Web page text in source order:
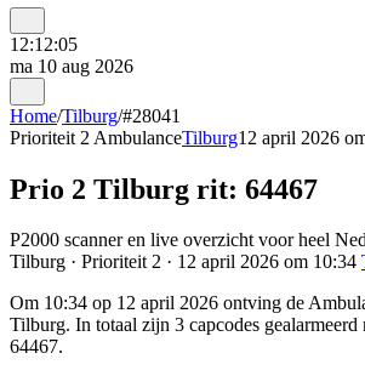
12:12:05
ma 10 aug 2026
Home/Tilburg/#28041
Prioriteit 2 AmbulanceTilburg12 april 2026
Prio 2 Tilburg rit: 64467
P2000 scanner en live overzicht voor heel
Tilburg · Prioriteit 2 · 12 april 2026 om 10:34
Om 10:34 op 12 april 2026 ontving de
Tilburg. In totaal zijn 3 capcodes
64467.